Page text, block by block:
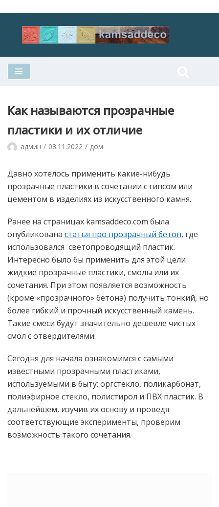
Перейти
Как называются прозрачные
пластики и их отличие
админ 08.11.2022 дом
Давно хотелось применить какие-нибудь
прозрачные пластики в сочетании с гипсом или
цементом в изделиях из искусственного камня.
Ранее на страницах kamsaddeco.com была
опубликована статья про прозрачный бетон, где
использовался светопроводящий пластик.
Интересно было бы применить для этой цели
жидкие прозрачные пластики, смолы или их
сочетания. При этом появляется возможность
(кроме «прозрачного» бетона) получить тонкий, но
более гибкий и прочный искусственный камень.
Такие смеси будут значительно дешевле чистых
смол с отвердителями.
Сегодня для начала ознакомимся с самыми
известными прозрачными пластиками,
используемыми в быту: оргстекло, поликарбонат,
полиэфирное стекло, полистирол и ПВХ пластик. В
дальнейшем, изучив их основу и проведя
соответствующие эксперименты, проверим
возможность такого сочетания.